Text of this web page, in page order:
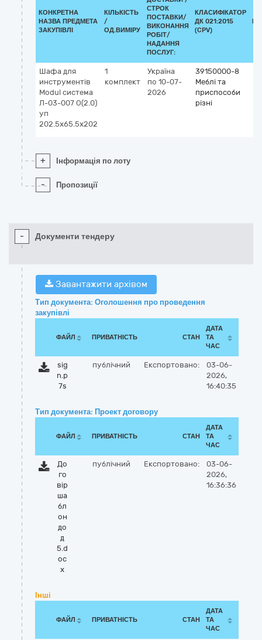
КОНКРЕТНА
НАЗВА ПРЕДМЕТА
ЗАКУПІВЛІ
КІЛЬКІСТЬ
/
ОД.ВИМІРУ
СТРОК
ПОСТАВКИ/
ВИКОНАННЯ
РОБІТ/
НАДАННЯ
ПОСЛУГ:
КЛАСИФІКАТОР
ДК 021:2015
(CPV)
Шафа для
инструментів
Modul система
Л-03-007 О(2.0)
уп
202.5x65.5x202
1
комплект
Україна
по 10-07-
2026
39150000-8
Меблі та
приспособи
різні
+ Інформація по лоту
- Пропозиції
- Документи тендеру
Завантажити архівом
Тип документа: Оголошення про проведення
закупівлі
ФАЙЛ ПРИВАТНІСТЬ СТАН
ДАТА
ТА
ЧАС
sig
n.p
7s
публічний Експортовано:
03-06-
2026,
16:40:35
Тип документа: Проект договору
ФАЙЛ ПРИВАТНІСТЬ СТАН
ДАТА
ТА
ЧАС
До
го
вір
ша
бл
он
до
д
5.d
oc
x
публічний Експортовано:
03-06-
2026,
16:36:36
Інші
ФАЙЛ ПРИВАТНІСТЬ СТАН
ДАТА
ТА
ЧАС